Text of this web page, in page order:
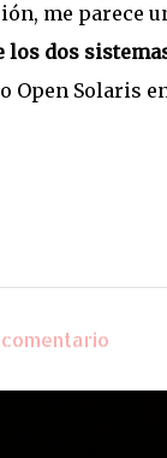
me parece
los dos
Open Solaris